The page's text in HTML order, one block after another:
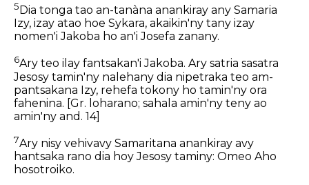
5 Dia tonga tao an-tanàna anankiray any Samaria
Izy, izay atao hoe Sykara, akaikin'ny tany izay
nomen'i Jakoba ho an'i Josefa zanany.
6Ary teo ilay fantsakan'i Jakoba. Ary satria sasatra
Jesosy tamin'ny nalehany dia nipetraka teo am-
pantsakana Izy, rehefa tokony ho tamin'ny ora
fahenina. [Gr. loharano; sahala amin'ny teny ao
amin'ny and. 14]
7Ary nisy vehivavy Samaritana anankiray avy
hantsaka rano dia hoy Jesosy taminy: Omeo Aho
hosotroiko.